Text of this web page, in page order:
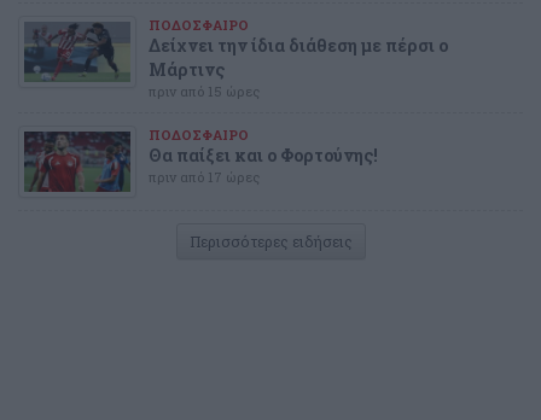
ΠΟΔΟΣΦΑΙΡΟ
Δείχνει την ίδια διάθεση με πέρσι ο
Μάρτινς
πριν από 15 ώρες
ΠΟΔΟΣΦΑΙΡΟ
Θα παίξει και ο Φορτούνης!
πριν από 17 ώρες
Περισσότερες ειδήσεις